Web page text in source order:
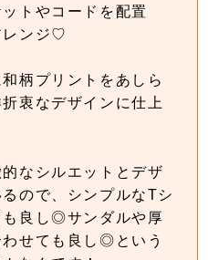
トやコードを配置
レンジ♡
柄プリントをあしら
衷なデザインに仕上
なシルエットとデザ
ので、シンプルなTシ
も良し◎サンダルや厚
せても良し◎という